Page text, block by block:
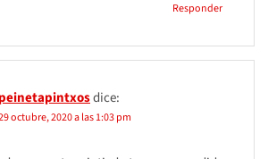
Responder
peinetapintxosdice:
octubre, 2020 a las 1:03 pm